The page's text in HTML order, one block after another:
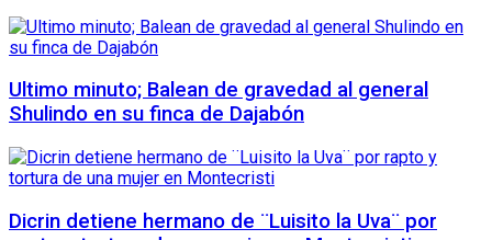
Ultimo minuto; Balean de gravedad al general
Shulindo en su finca de Dajabón
Dicrin detiene hermano de ¨Luisito la Uva¨ por